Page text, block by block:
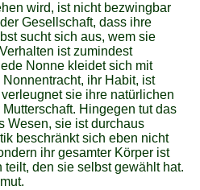
wird, ist nicht bezwingbar
Gesellschaft, dass ihre
sucht sich aus, wem sie
ist zumindest
Nonne kleidet sich mit
ihr Habit, ist
sie ihre natürlichen
Hingegen tut das
Wesen, sie ist durchaus
beschränkt sich eben nicht
ihr gesamter Körper ist
den sie selbst gewählt hat.